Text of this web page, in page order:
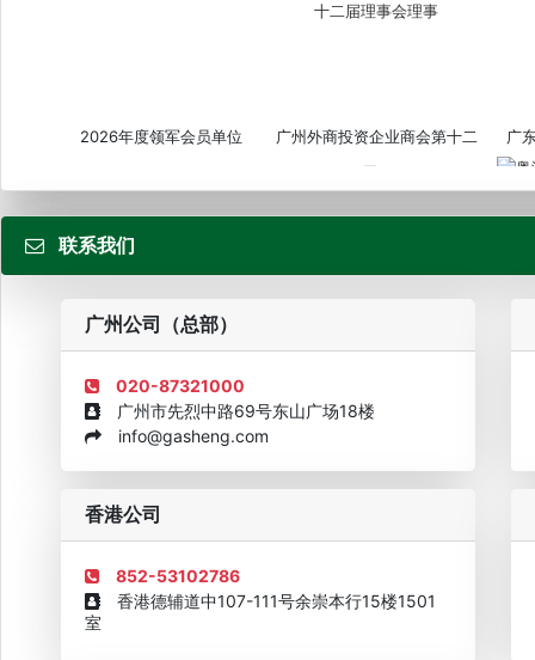
2026年度领军会员单位
广州外商投资企业商会第十二
届...
广
企业诚信AAAAA奖牌2015 欧美澳最具价值品牌移民机构
联系我们
广州公司（总部）
020-87321000
广州市先烈中路69号东山广场18楼
info@gasheng.com
香港公司
852-53102786
香港德辅道中107-111号余崇本行15楼1501
室